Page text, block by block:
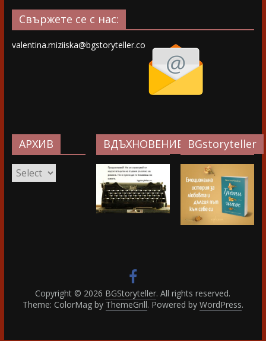
Свържете се с нас:
valentina.miziiska@bgstoryteller.co
АРХИВ
АРХИВ
ВДЪХНОВЕНИЕ…BGstoryteller
Copyright © 2026 BGStoryteller. All rights reserved.
Theme: ColorMag by ThemeGrill. Powered by WordPress.